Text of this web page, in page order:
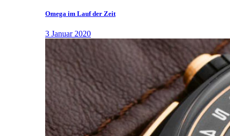
Omega im Lauf der Zeit
3 Januar 2020